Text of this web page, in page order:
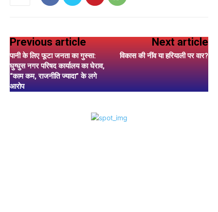
Previous article
पानी के लिए फूटा जनता का गुस्सा:
घुग्घुस नगर परिषद कार्यालय का घेराव,
“काम कम, राजनीति ज्यादा” के लगे
आरोप
Next article
विकास की नींव या हरियाली पर वार?